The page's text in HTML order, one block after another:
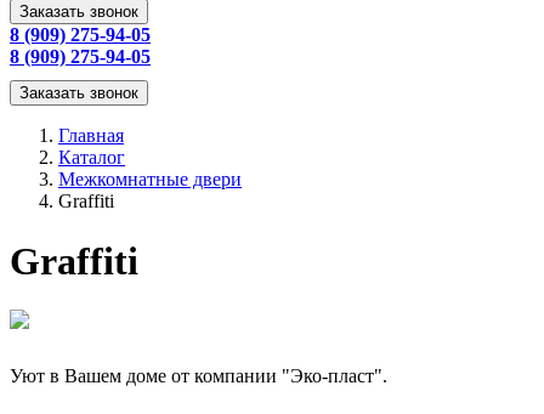
Заказать звонок
8 (909) 275-94-05
8 (909) 275-94-05
Заказать звонок
Главная
Каталог
Межкомнатные двери
Graffiti
Graffiti
Уют в Вашем доме от компании "Эко-пласт".